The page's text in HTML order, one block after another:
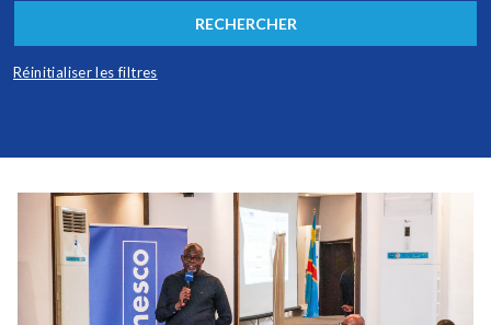
RECHERCHER
Réinitialiser les filtres
Image